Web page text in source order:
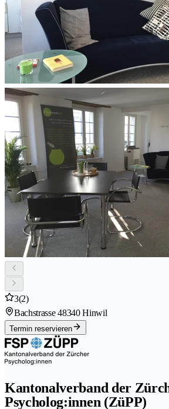
3(2)
Bachstrasse 48340 Hinwil
Termin reservieren
Kantonalverband der
Psycholog:innen (ZüPP)